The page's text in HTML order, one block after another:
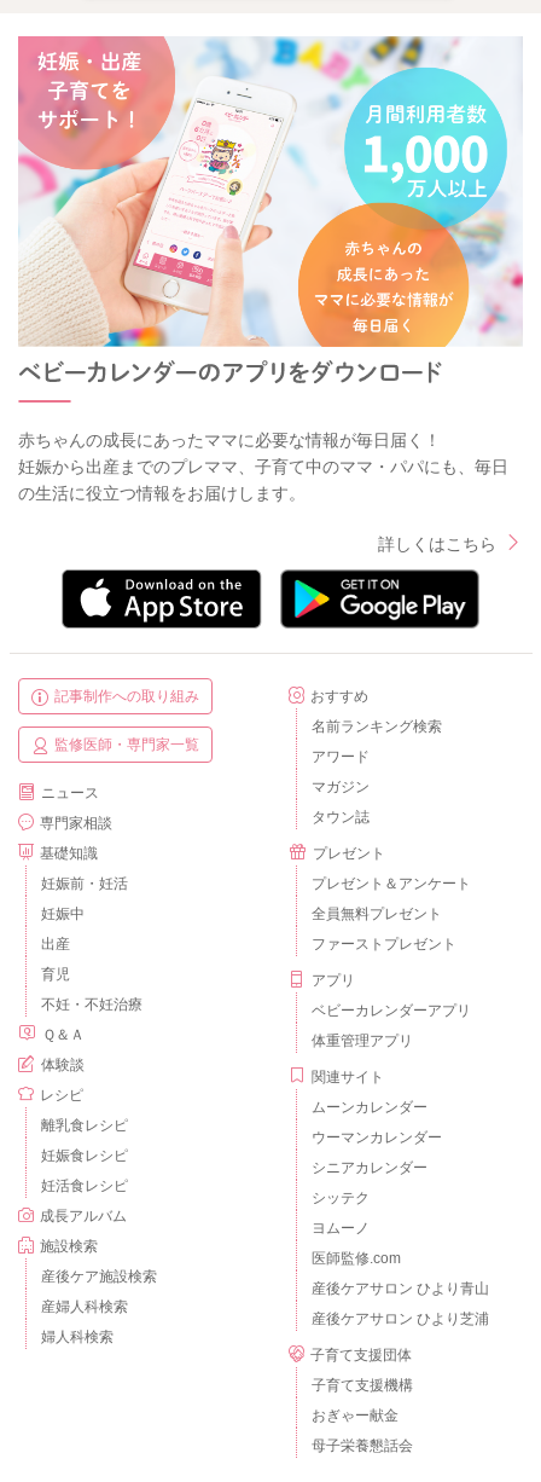
赤ちゃんの成長にあったママに必要な情報が毎日届く！
妊娠から出産までのプレママ、子育て中のママ・パパにも、毎日
の生活に役立つ情報をお届けします。
詳しくはこちら
記事制作への取り組み
監修医師・専門家一覧
ニュース
専門家相談
基礎知識
妊娠前・妊活
妊娠中
出産
育児
不妊・不妊治療
Ｑ＆Ａ
体験談
レシピ
離乳食レシピ
妊娠食レシピ
妊活食レシピ
成長アルバム
施設検索
産後ケア施設検索
産婦人科検索
婦人科検索
おすすめ
名前ランキング検索
アワード
マガジン
タウン誌
プレゼント
プレゼント＆アンケート
全員無料プレゼント
ファーストプレゼント
アプリ
ベビーカレンダーアプリ
体重管理アプリ
関連サイト
ムーンカレンダー
ウーマンカレンダー
シニアカレンダー
シッテク
ヨムーノ
医師監修.com
産後ケアサロン ひより青山
産後ケアサロン ひより芝浦
子育て支援団体
子育て支援機構
おぎゃー献金
母子栄養懇話会